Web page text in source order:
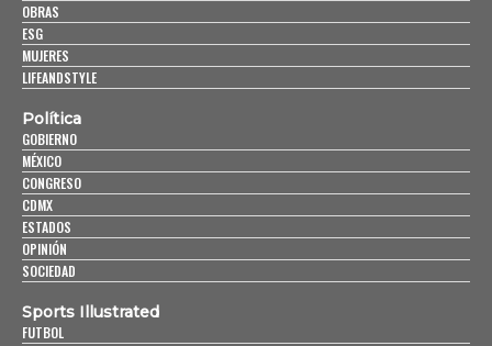
OBRAS
ESG
MUJERES
LIFEANDSTYLE
Política
GOBIERNO
MÉXICO
CONGRESO
CDMX
ESTADOS
OPINIÓN
SOCIEDAD
Sports Illustrated
FUTBOL